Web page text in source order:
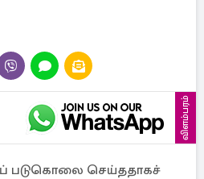
விளம்பரம்
படுகொலை செய்ததாகச்